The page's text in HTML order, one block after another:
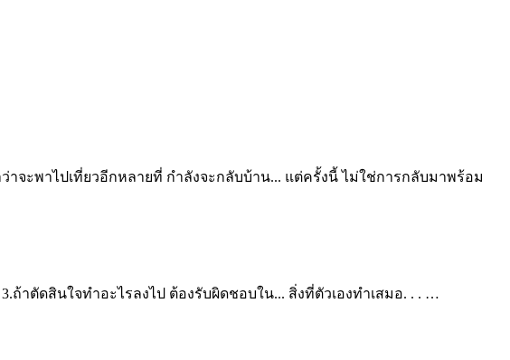
จะพาไปเที่ยวอีกหลายที่ กำลังจะกลับบ้าน... แต่ครั้งนี้ไม่ใช่การกลับมาพร้อม
3.ถ้าตัดสินใจทำอะไรลงไป ต้องรับผิดชอบใน... สิ่งที่ตัวเองทำเสมอ. . . …